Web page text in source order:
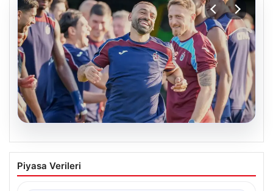
06.08.2026
Mohamed Salah, Trabzonspor’la İlk
Antrenmanına Çıktı
Piyasa Verileri